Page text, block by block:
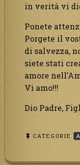
in verità vi
Ponete
Porgete il
di salvezza,
siete stati
amore
Vi amo!!!
Dio Padre,
CATEGORIE